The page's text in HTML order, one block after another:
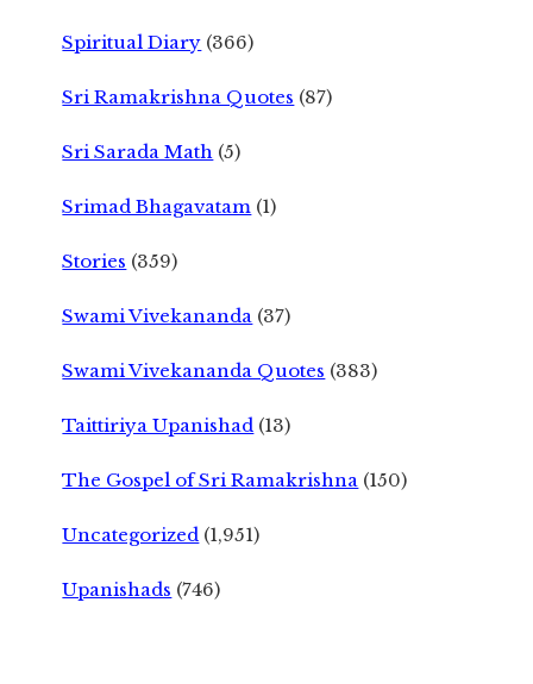
Spiritual Diary (366)
Sri Ramakrishna Quotes (87)
Sri Sarada Math (5)
Srimad Bhagavatam (1)
Stories (359)
Swami Vivekananda (37)
Swami Vivekananda Quotes (383)
Taittiriya Upanishad (13)
The Gospel of Sri Ramakrishna (150)
Uncategorized (1,951)
Upanishads (746)